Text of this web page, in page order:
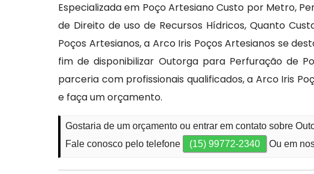
Especializada em Poço Artesiano Custo por Metro,
de Direito de uso de Recursos Hídricos, Quanto
Poços Artesianos, a Arco Iris Poços Artesianos se
fim de disponibilizar Outorga para Perfuração de
parceria com profissionais qualificados, a Arco Iris
e faça um orçamento.
Gostaria de um orçamento ou entrar em contato sobre
Fale conosco pelo telefone
(15) 99772-2340 Ou em